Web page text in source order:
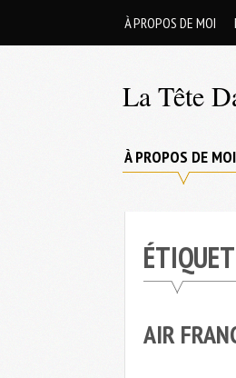
À PROPOS DE MOI
La Tête
aventures
privé
À PROPOS DE MOI
AIR